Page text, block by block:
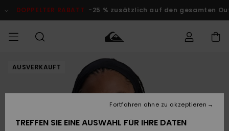
Produktinformation
DOPPELTER RABATT -25 % zusätzlich auf den gesamten
MÄNNER Kleidung
Accessoires
Kleidung
Accessoires
FRAUEN
Shop
Brandneu
Surf Shop
Kinder
Snow Shop
Snow Shop
Kinder
Outlet
KINDER
Auf meine
Bestellung
AUSVERKAUFT
TREFFEN SIE EINE AUSWAHL FÜR IHRE DATEN
Fortfahren ohne zu akzeptieren